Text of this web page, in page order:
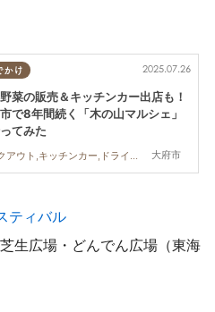
かけ
大府市
2025.07.26
菜の販売＆キッチンカー出店も！
で8年間続く「木の山マルシェ」
てみた
ティバル
生広場・どんでん広場（東海